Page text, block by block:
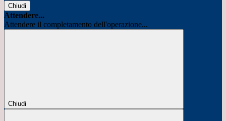
Chiudi
Attendere...
Attendere il completamento dell'operazione...
Chiudi